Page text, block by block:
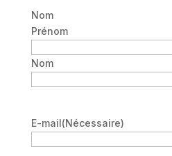
Nom
Prénom
Nom
E-mail(Nécessaire)